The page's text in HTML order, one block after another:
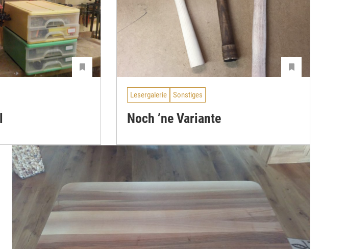
Lesergalerie Sonstiges
Noch ’ne Variante